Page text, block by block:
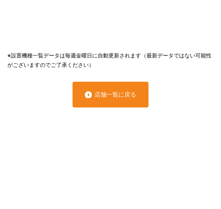
※設置機種一覧データは毎週金曜日に自動更新されます（最新データではない可能性
がございますのでご了承ください）
店舗一覧に戻る